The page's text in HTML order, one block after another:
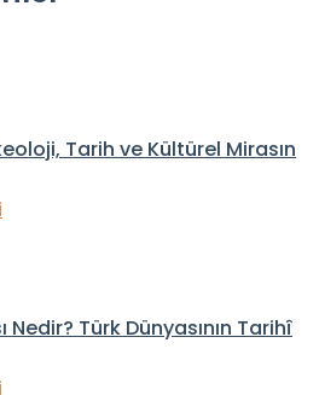
Tarih ve Kültürel Mirasın
Türk Dünyasının Tarihî